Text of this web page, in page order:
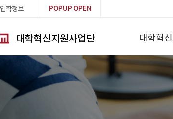
대학혁신지원사업단
입학정보 POPUP OPEN
대학혁